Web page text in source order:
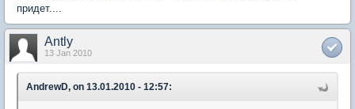
придет....
Antly
13 Jan 2010
AndrewD, on 13.01.2010 - 12:57: